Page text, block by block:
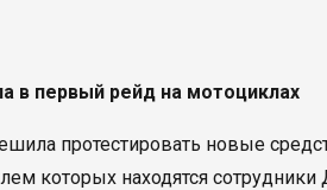
в первый рейд на мотоциклах
протестировать новые
которых находятся